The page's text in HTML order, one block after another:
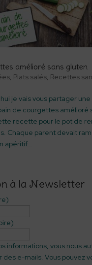
amélioré sans gluten
, Plats salés, Recettes
je vais vous partager
de courgettes amélioré
recette pour le pot de
Chaque parent devait
apéritif...
à la Newsletter
informations, vous nous
des e-mails. Vous pouvez